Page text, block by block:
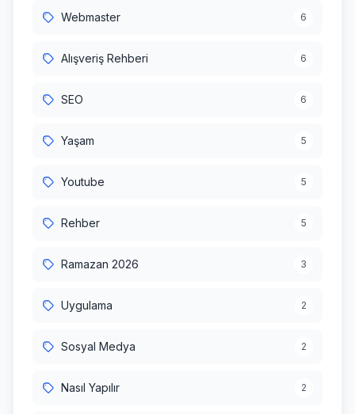
Webmaster 6
Alışveriş Rehberi 6
SEO 6
Yaşam 5
Youtube 5
Rehber 5
Ramazan 2026 3
Uygulama 2
Sosyal Medya 2
Nasıl Yapılır 2